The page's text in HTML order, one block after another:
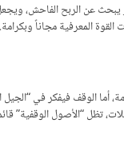
عن الربح الفاحش،
المعرفية مجاناً
الوقف فيفكر في
تظل “الأصول